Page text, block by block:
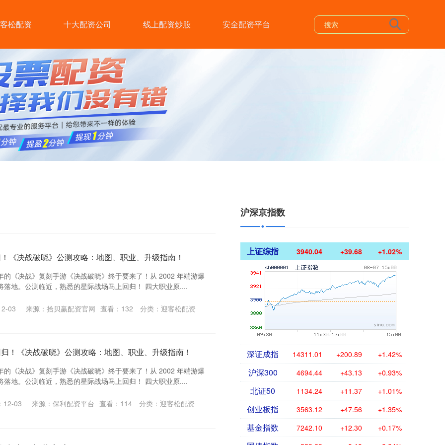
松配资 十大配资公司 线上配资炒股 安全配资平台
《决战破晓》公测攻略：地图、职业、升级指南！
的《决战》复刻手游《决战破晓》终于要来了！从 2002 年端游爆
落地。公测临近，熟悉的星际战场马上回归！ 四大职业原....
03 来源：拾贝赢配资官网 查看： 132 分类： 迎客松配资
！《决战破晓》公测攻略：地图、职业、升级指南！
的《决战》复刻手游《决战破晓》终于要来了！从 2002 年端游爆
落地。公测临近，熟悉的星际战场马上回归！ 四大职业原....
12-03 来源：保利配资平台 查看： 114 分类： 迎客松配资
沪深京指数
上证综指 3940.04 +39.68 +1.02%
深证成指 14311.01 +200.89 +1.42%
沪深300 4694.44 +43.13 +0.93%
北证50 1134.24 +11.37 +1.01%
创业板指 3563.12 +47.56 +1.35%
基金指数 7242.10 +12.30 +0.17%